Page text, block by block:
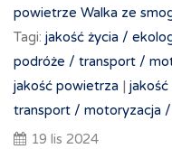
powietrze Walka ze
Tagi: jakość życia /
podróże / transport /
jakość powietrza |
transport / motoryzacja /
19 lis 2024